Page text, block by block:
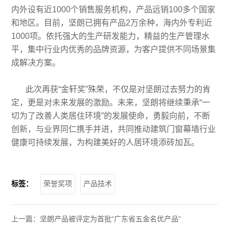
内外设有近1000个销售服务机构，产品远销100多个国家
和地区。目前，坚朗已拥有产品2万余种，海内外专利近
1000项。依托强大的生产研发能力，精益的生产管理水
平，集中行业内优秀的品牌资源，为客户提供不同场景集
成解决方案。
此次再获“金轩奖”殊荣，不仅是对坚朗过去努力的肯
定，更是对未来发展的激励。未来，坚朗将继续秉承“一
切为了改善人类居住环境”的发展使命，勇毅向前，不断
创新，与业界同仁携手并进，共同推动建筑门窗幕墙行业
健康可持续发展，为构建美好的人居环境添砖加瓦。
标签： 荣誉奖项 产品技术
上一篇： 坚朗产品被评定为首批“广东省五金名优产品”